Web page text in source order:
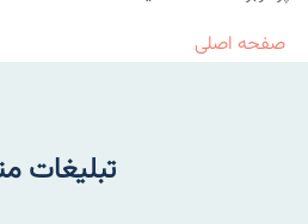
صفحه اصلی
تبلیغات